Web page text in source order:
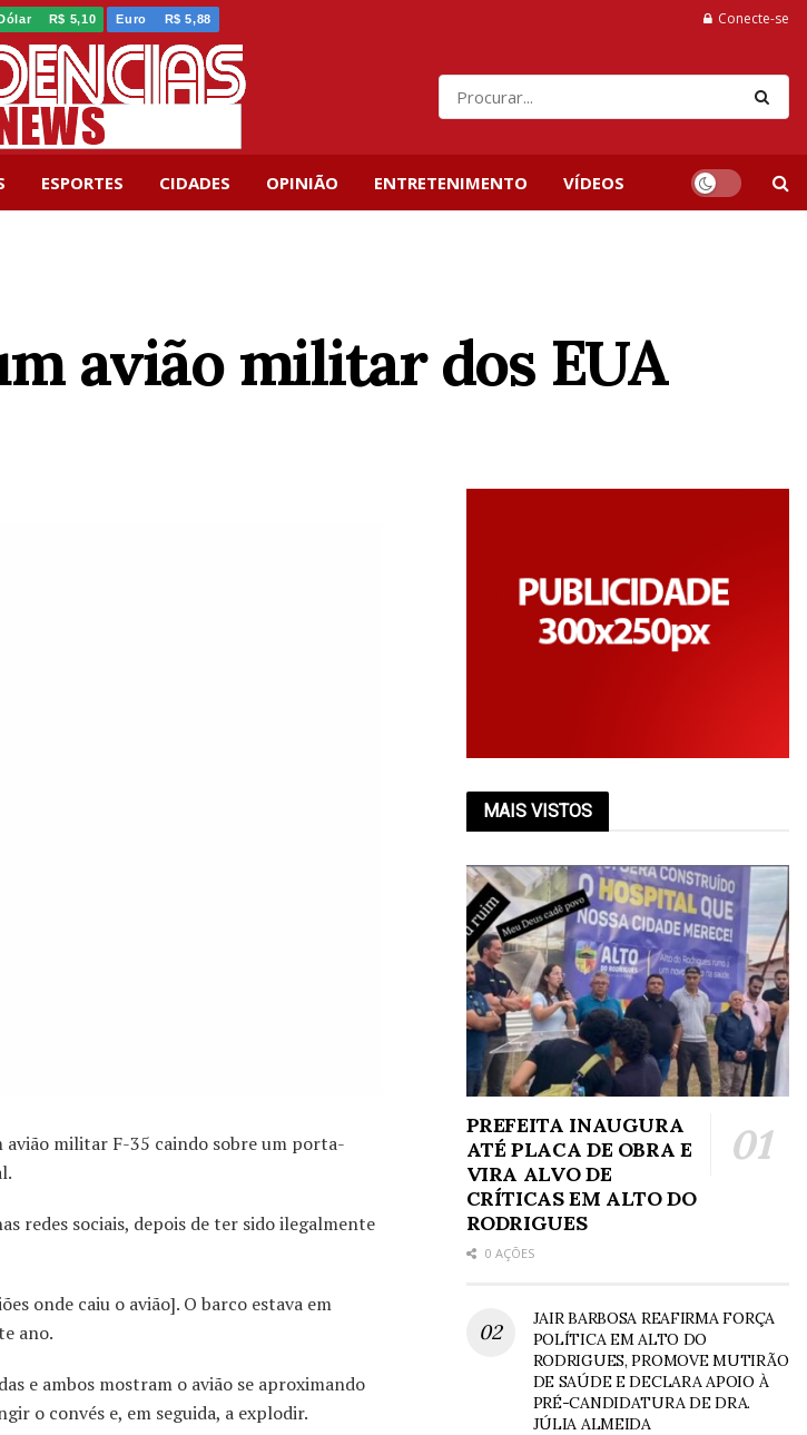
R$ 5,10 Euro R$ 5,88 Conecte-se
ESPORTES CIDADES OPINIÃO ENTRETENIMENTO VÍDEOS
avião militar dos EUA
avião militar F-35 caindo sobre um porta-
redes sociais, depois de ter sido ilegalmente
onde caiu o avião]. O barco estava em
ano.
e ambos mostram o avião se aproximando
o convés e, em seguida, a explodir.
MAIS VISTOS
PREFEITA INAUGURA
ATÉ PLACA DE OBRA E
VIRA ALVO DE
CRÍTICAS EM ALTO DO
RODRIGUES
0 AÇÕES
JAIR BARBOSA REAFIRMA FORÇA
POLÍTICA EM ALTO DO
RODRIGUES, PROMOVE MUTIRÃO
DE SAÚDE E DECLARA APOIO À
PRÉ-CANDIDATURA DE DRA.
JÚLIA ALMEIDA